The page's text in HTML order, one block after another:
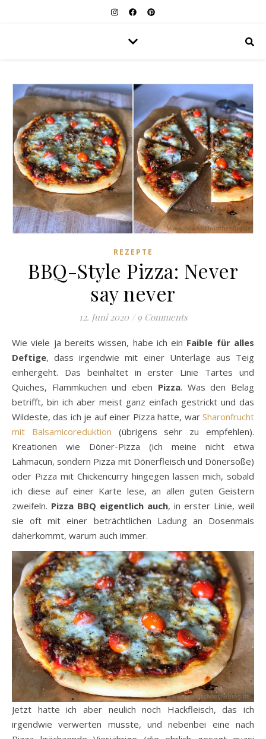
REZEPTE
BBQ-Style Pizza: Never
say never
12. Juni 2020 / 9 Comments
Wie viele ja bereits wissen, habe ich ein Faible für alles
Deftige, dass irgendwie mit einer Unterlage aus Teig
einhergeht. Das beinhaltet in erster Linie Tartes und
Quiches, Flammkuchen und eben Pizza. Was den Belag
betrifft, bin ich aber meist ganz einfach gestrickt und das
Wildeste, das ich je auf einer Pizza hatte, war Sharonfrucht
mit Balsamicoreduktion (übrigens sehr zu empfehlen).
Kreationen wie Döner-Pizza (ich meine nicht etwa
Lahmacun, sondern Pizza mit Dönerfleisch und Dönersoße)
oder Pizza mit Chickencurry hingegen lassen mich, sobald
ich diese auf einer Karte lese, an allen guten Geistern
zweifeln. Pizza BBQ eigentlich auch, in erster Linie, weil
sie oft mit einer beträchtlichen Ladung an Dosenmais
daherkommt, warum auch immer.
Jetzt hatte ich aber neulich noch Hackfleisch, das ich
irgendwie verwerten musste, und nebenbei eine nach